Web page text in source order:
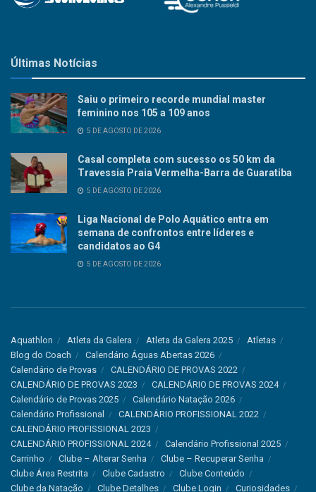
Últimas Notícias
Saiu o primeiro recorde mundial master
feminino nos 105 a 109 anos
5 DE AGOSTO DE 2026
Casal completa com sucesso os 50 km da
Travessia Praia Vermelha-Barra de Guaratiba
5 DE AGOSTO DE 2026
Liga Nacional de Polo Aquático entra em
semana de confrontos entre líderes e
candidatos ao G4
5 DE AGOSTO DE 2026
Aquathlon Atleta da Galera Atleta da Galera 2025
Atletas
Blog do Coach
Calendário Águas Abertas 2026
Calendário de Provas
CALENDÁRIO DE PROVAS 2022
CALENDÁRIO DE PROVAS 2023
CALENDÁRIO DE PROVAS 2024
Calendário de Provas 2025
Calendário Natação 2026
Calendário Profissional
CALENDÁRIO PROFISSIONAL 2022
CALENDÁRIO PROFISSIONAL 2023
CALENDÁRIO PROFISSIONAL 2024
Calendário Profissional 2025
Carrinho
Clube – Alterar Senha
Clube – Recuperar Senha
Clube Área Restrita
Clube Cadastro
Clube Conteúdo
Clube da Natação
Clube Detalhes Clube Login Curiosidades